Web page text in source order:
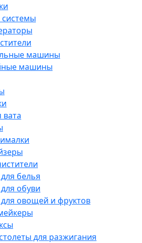
машины
машины
вата
белья
обуви
овощей и фруктов
для разжигания